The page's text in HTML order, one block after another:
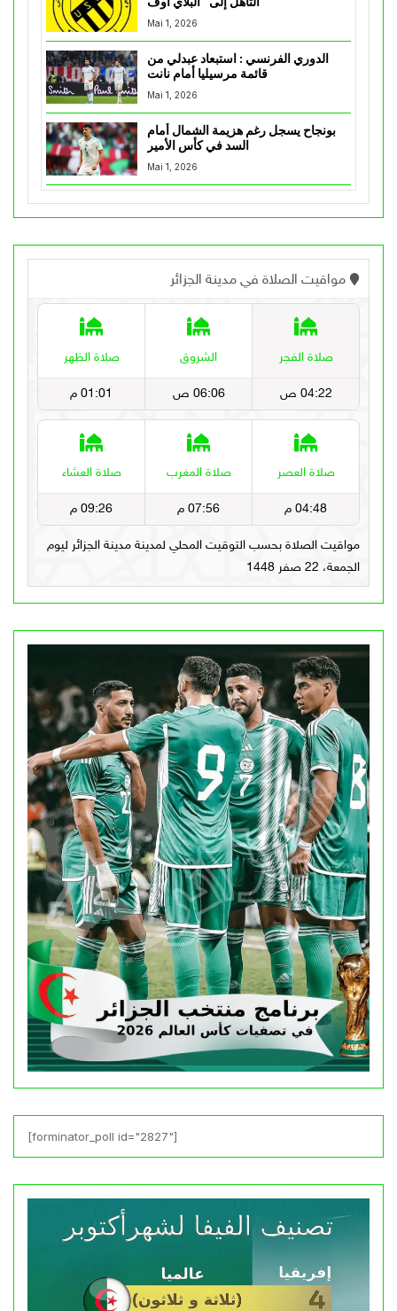
Mai 1, 2026
الدوري الفرنسي : استبعاد عبدلي من
قائمة مرسيليا أمام نانت
Mai 1, 2026
بونجاح يسجل رغم هزيمة الشمال أمام
السد في كأس الأمير
Mai 1, 2026
[forminator_poll id="2827"]